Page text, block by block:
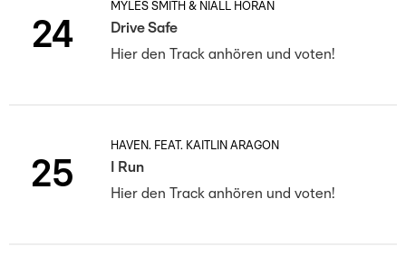
24
MYLES SMITH & NIALL HORAN
Drive Safe
Hier den Track anhören und voten!
25
HAVEN. FEAT. KAITLIN ARAGON
I Run
Hier den Track anhören und voten!